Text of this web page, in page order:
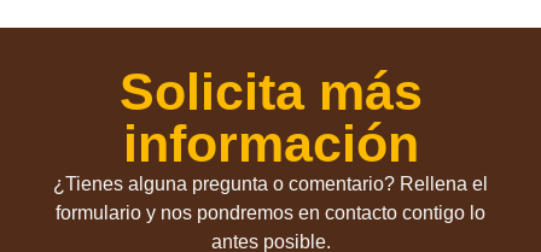
Solicita más
información
¿Tienes alguna pregunta o comentario? Rellena el
formulario y nos pondremos en contacto contigo lo
antes posible.